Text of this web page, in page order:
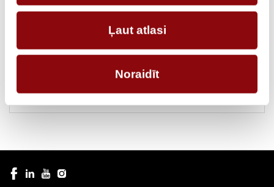
Ļaut atlasi
Noraidīt
RAŽOTĀJS SOCOMEC